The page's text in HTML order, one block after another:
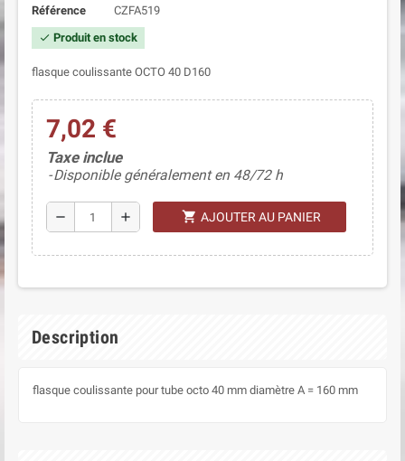
Référence
CZFA519
check Produit en stock
flasque coulissante OCTO 40 D160
7,02 €
Taxe inclue
Disponible généralement en 48/72 h
remove add shopping_cart AJOUTER AU PANIER
Description
flasque coulissante pour tube octo 40 mm diamètre A = 160 mm